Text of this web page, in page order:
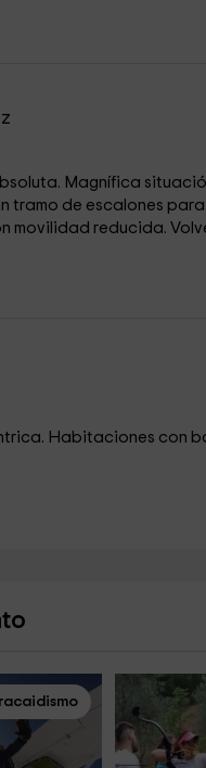
Magnífica
tramo de escalones
movilidad reducida.
Habitaciones con